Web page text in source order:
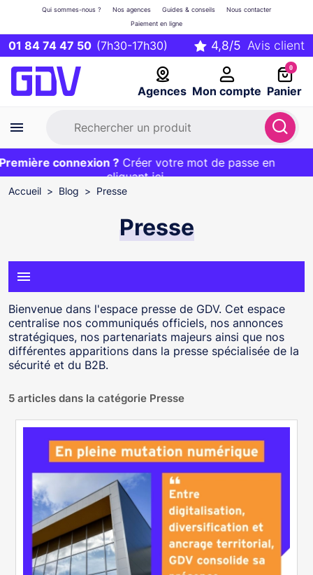
01 84 74 47 50 (7h30-17h30)
Agences Mon compte
Qui sommes-nous ? Nos agences Guides & conseils
Nous contacter
Paiement en ligne
0
Panier
Première commande ?20€ OFFERT sur votre panier
et livraison 24/48h gratuite avec le codeBIENVENUE
connexion ?Créer votre mot de passe en
cliquant ici
EXCLU WEB :
Accueil Blog Presse
Presse
menu
Bienvenue dans l'espace presse de GDV. Cet espace
centralise nos communiqués officiels, nos annonces
stratégiques, nos partenariats majeurs ainsi que nos
différentes apparitions dans la presse spécialisée de la
sécurité et du B2B.
5 articles dans la catégorie Presse